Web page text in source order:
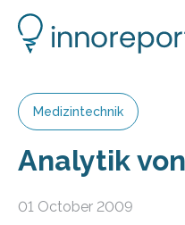
Medizintechnik
Analytik
01 October 2009